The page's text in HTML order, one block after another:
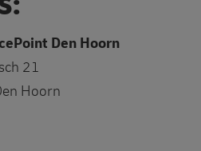
Den Hoorn
21
Hoorn